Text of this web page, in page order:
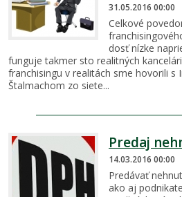
31.05.2016 00:00
Celkové
dosť nízke
funguje takmer sto realitných
franchisingu v realitách sme hovorili s
Štalmachom zo siete...
Predaj
14.03.2016 00:00
Predávať
ako aj